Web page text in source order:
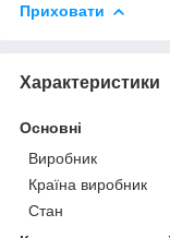
Приховати
Характеристики
Основні
Виробник
Країна виробник
Стан